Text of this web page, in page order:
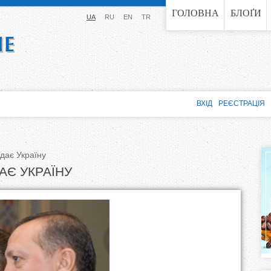
Jump to navigation ГОЛОВНА БЛОҐИ
UA RU EN TR
Україну
УКРАЇНУ
ВХІД РЕЄСТРАЦІЯ